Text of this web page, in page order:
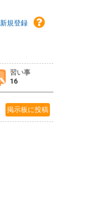
新規登録
習い事
16
掲示板に投稿